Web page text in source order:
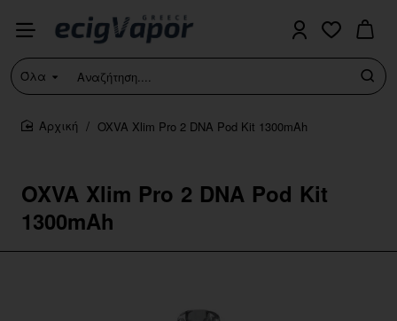
Όλα
Αναζήτηση....
OXVA Xlim Pro 2 DNA Pod Kit
1300mAh
home
OXVA Xlim Pro 2 DNA Pod Kit 1300mAh